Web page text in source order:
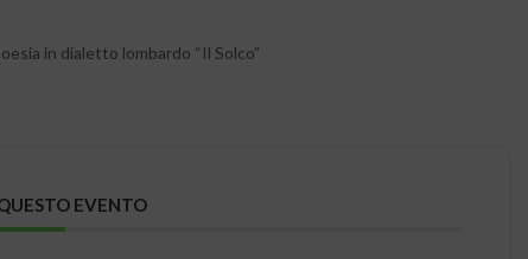
in dialetto lombardo “Il Solco”
EVENTO